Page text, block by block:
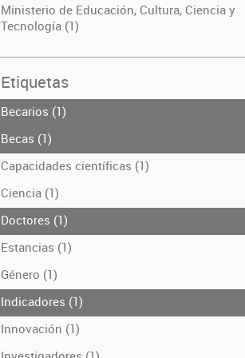
Ministerio de Educación, Cultura, Ciencia y
Tecnología (1)
Etiquetas
Becarios (1)
Becas (1)
Capacidades científicas (1)
Ciencia (1)
Doctores (1)
Estancias (1)
Género (1)
Indicadores (1)
Innovación (1)